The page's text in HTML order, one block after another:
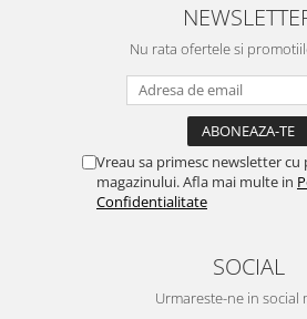
Nu rata ofertele si
Vreau sa primesc newsletter
magazinului. Afla mai multe in
Confidentialitate
SOCIAL
Urmareste-ne in social